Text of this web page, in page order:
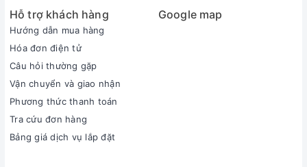
Hỗ trợ khách hàng
Hướng dẫn mua hàng
Hóa đơn điện tử
Câu hỏi thường gặp
Vận chuyển và giao nhận
Phương thức thanh toán
Tra cứu đơn hàng
Bảng giá dịch vụ lắp đặt
Google map